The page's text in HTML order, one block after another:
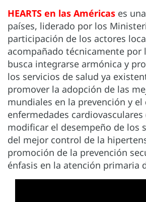
HEARTS en las Américas es
países, liderado por los
participación de los actores
acompañado técnicamente por
busca integrarse armónica y
los servicios de salud ya
promover la adopción de las
mundiales en la prevención y
enfermedades cardiovasculares
modificar el desempeño de los
del mejor control de la
promoción de la prevención
énfasis en la atención primaria